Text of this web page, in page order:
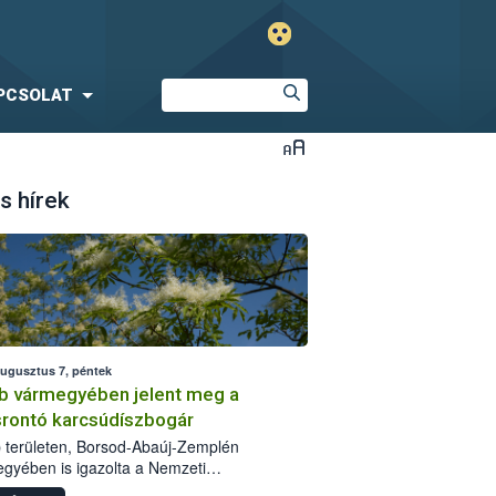
hírek
7, péntek
vármegyében jelent meg a
karcsúdíszbogár
területen, Borsod-Abaúj-Zemplén
is igazolta a Nemzeti
biztonsági Hivatal (Nébih) a